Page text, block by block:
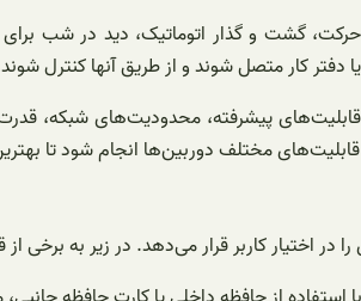
گشت و گذار اتوماتیک، دید در شب
کار متصل شوند و از طریق آنها کنترل
پیشرفته، محدودیت‌های شبکه،
مختلف دوربین‌ها انجام شود تا
اختیار کاربر قرار می‌دهد. در زیر به برخی